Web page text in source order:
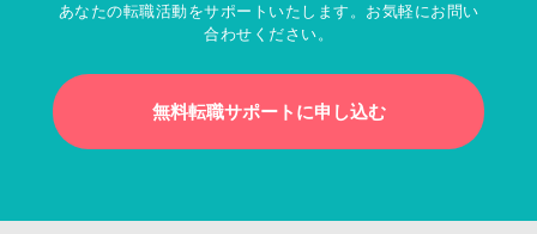
あなたの転職活動をサポートいたします。お気軽にお問い
合わせください。
無料転職サポートに申し込む